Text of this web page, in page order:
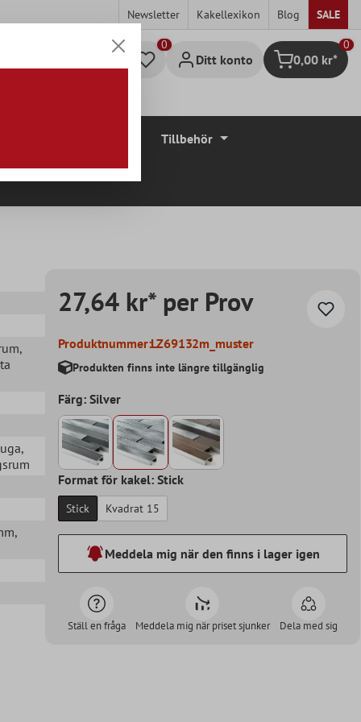
Newsletter Kakellexikon Blog SALE
Ditt konto Kundvagn
0
0,00 kr*
Tillbehör
,
,
,
27,64 kr* per Prov
Produktnummer:LZ69132m_muster
Produkten finns inte längre tillgänglig
Färg: Silver
Format för kakel: Stick
Stick Kvadrat 15
Meddela mig när den finns i lager igen
Ställ en fråga Meddela mig när priset sjunker Dela med sig